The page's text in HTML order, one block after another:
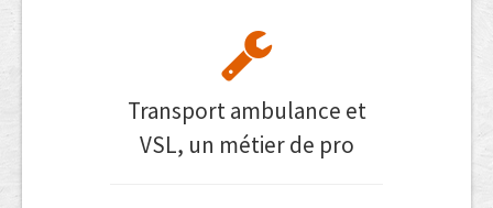
Transport ambulance et
VSL, un métier de pro